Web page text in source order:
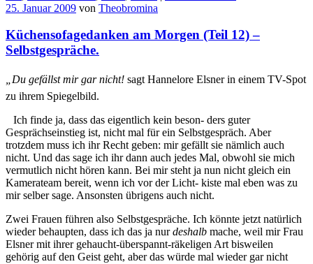
25. Januar 2009 von Theobromina
Küchensofagedanken am Morgen (Teil 12) –
Selbstgespräche.
„Du gefällst mir gar nicht! sagt Hannelore Elsner in einem TV-Spot
zu ihrem Spiegelbild.
Ich finde ja, dass das eigentlich kein beson- ders guter
Gesprächseinstieg ist, nicht mal für ein Selbstgespräch. Aber
trotzdem muss ich ihr Recht geben: mir gefällt sie nämlich auch
nicht. Und das sage ich ihr dann auch jedes Mal, obwohl sie mich
vermutlich nicht hören kann. Bei mir steht ja nun nicht gleich ein
Kamerateam bereit, wenn ich vor der Licht- kiste mal eben was zu
mir selber sage. Ansonsten übrigens auch nicht.
Zwei Frauen führen also Selbstgespräche. Ich könnte jetzt natürlich
wieder behaupten, dass ich das ja nurdeshalb mache, weil mir Frau
Elsner mit ihrer gehaucht-überspannt-räkeligen Art bisweilen
gehörig auf den Geist geht, aber das würde mal wieder gar nicht